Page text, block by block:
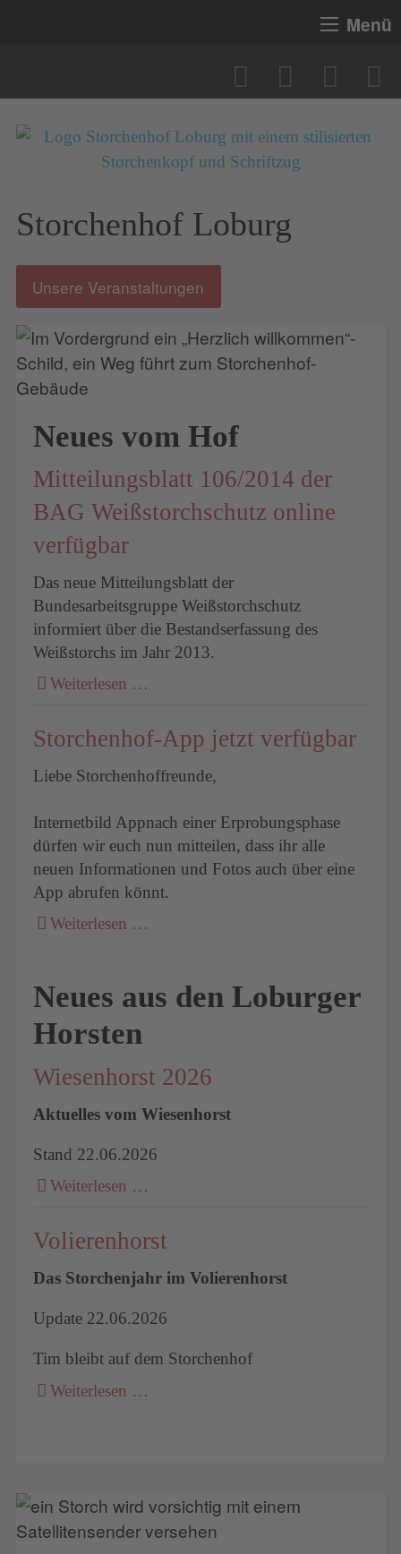
Menü
Storchenhof Loburg
Unsere Veranstaltungen
Neues vom Hof
Mitteilungsblatt 106/2014 der
BAG Weißstorchschutz online
verfügbar
Das neue Mitteilungsblatt der
Bundesarbeitsgruppe Weißstorchschutz
informiert über die Bestandserfassung des
Weißstorchs im Jahr 2013.
Weiterlesen …
Storchenhof-App jetzt verfügbar
Liebe Storchenhoffreunde,
Internetbild Appnach einer Erprobungsphase
dürfen wir euch nun mitteilen, dass ihr alle
neuen Informationen und Fotos auch über eine
App abrufen könnt.
Weiterlesen …
Neues aus den Loburger
Horsten
Wiesenhorst 2026
Aktuelles vom Wiesenhorst
Stand 22.06.2026
Weiterlesen …
Volierenhorst
Das Storchenjahr im Volierenhorst
Update 22.06.2026
Tim bleibt auf dem Storchenhof
Weiterlesen …